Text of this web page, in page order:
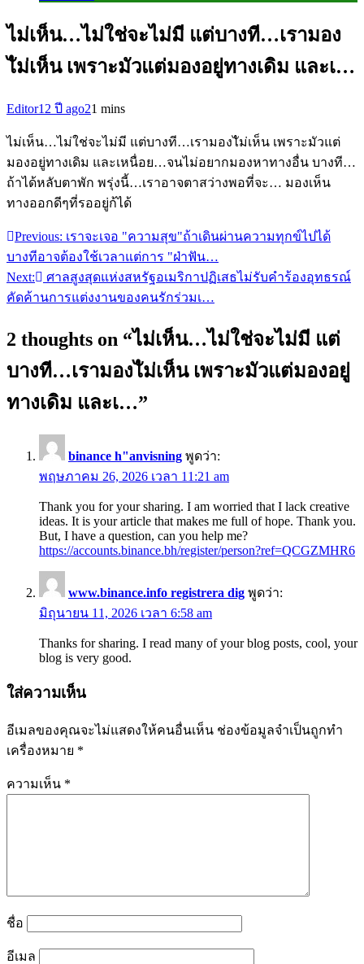
ไม่เห็น…ไม่ใช่จะไม่มี แต่บางที…เรามอง
ไัม่เห็น เพราะมัวแต่มองอยู่ทางเดิม และเ…
Editor12 ปี ago21 mins
ไม่เห็น…ไม่ใช่จะไม่มี แต่บางที…เรามองไัม่เห็น เพราะมัวแต่
มองอยู่ทางเดิม และเหนื่อย…จนไม่อยากมองหาทางอื่น บางที…
ถ้าได้หลับตาพัก พรุ่งนี้…เราอาจตาสว่างพอที่จะ… มองเห็น
ทางออกดีๆที่รออยู่ก้ได้
แนะแนว
เรื่อง
Previous: เราจะเจอ "ความสุข"ถ้าเดินผ่านความทุกข์ไปได้
บางทีอาจต้องใช้เวลาแต่การ "ฝ่าฟัน…
Next:
ศาลสูงสุดแห่งสหรัฐอเมริกาปฏิเสธไม่รับคำร้องอุทธรณ์
คัดค้านการแต่งงานของคนรักร่วมเ…
2 thoughts on “ไม่เห็น…ไม่ใช่จะไม่มี แต่
บางที…เรามองไัม่เห็น เพราะมัวแต่มองอยู่
ทางเดิม และเ…”
binance h"anvisning พูดว่า:
พฤษภาคม 26, 2026 เวลา 11:21 am
Thank you for your sharing. I am worried that I lack creative
ideas. It is your article that makes me full of hope. Thank you.
But, I have a question, can you help me?
https://accounts.binance.bh/register/person?ref=QCGZMHR6
www.binance.info registrera dig พูดว่า:
มิถุนายน 11, 2026 เวลา 6:58 am
Thanks for sharing. I read many of your blog posts, cool, your
blog is very good.
ใส่ความเห็น
อีเมลของคุณจะไม่แสดงให้คนอื่นเห็น ช่องข้อมูลจำเป็นถูกทำ
เครื่องหมาย *
ความเห็น *
ชื่อ
อีเมล